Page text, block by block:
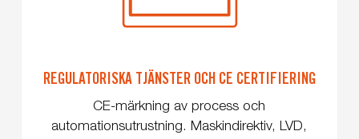
REGULATORISKA TJÄNSTER OCH CE CERTIFIERING
CE-märkning av process och
automationsutrustning. Maskindirektiv, LVD,